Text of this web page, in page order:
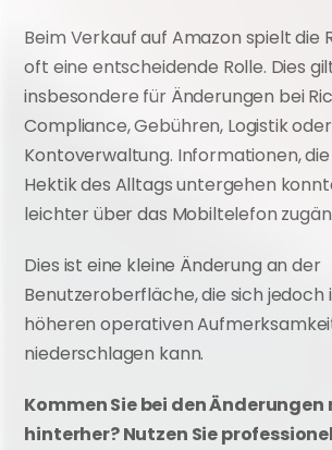
Beim Verkauf auf Amazon spielt die
oft eine entscheidende Rolle. Dies
insbesondere für Änderungen bei
Compliance, Gebühren, Logistik oder
Kontoverwaltung. Informationen,
Hektik des Alltags untergehen
leichter über das Mobiltelefon
Dies ist eine kleine Änderung an der
Benutzeroberfläche, die sich jedoch
höheren operativen
niederschlagen kann.
Kommen Sie bei den Änderungen